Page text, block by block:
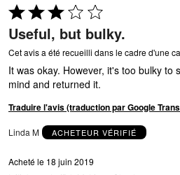
Coté
3 sur
5
Useful, but bulky.
Cet avis a été recueilli dans le cadre d'une
It was okay. However, it's too bulky to store easily. Changed my
mind and returned it.
Traduire l'avis (traduction par Google
Linda M ACHETEUR VÉRIFIÉ
Acheté le 18 juin 2019